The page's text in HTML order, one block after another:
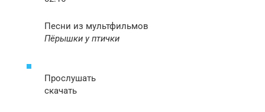
Песни из мультфильмов
Пёрышки у птички
Прослушать
скачать